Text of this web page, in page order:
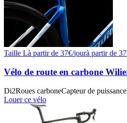
Taille Là partir de 37€/jourà partir de 37
Vélo de route en carbone
Di2Roues carboneCapteur de puissance
Louer ce vélo